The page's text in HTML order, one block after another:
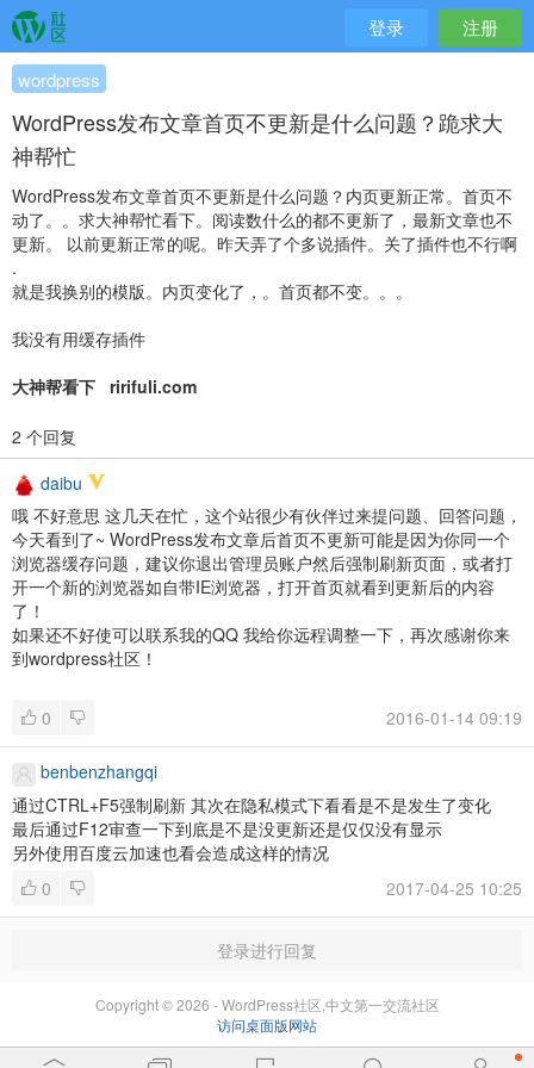
登录 注册
wordpress
WordPress发布文章首页不更新是什么问题？跪求大
神帮忙
WordPress发布文章首页不更新是什么问题？内页更新正常。首页不
动了。。求大神帮忙看下。阅读数什么的都不更新了，最新文章也不
更新。 以前更新正常的呢。昨天弄了个多说插件。关了插件也不行啊
.
就是我换别的模版。内页变化了，。首页都不变。。。
我没有用缓存插件
大神帮看下 ririfuli.com
2 个回复
daibu
哦 不好意思 这几天在忙，这个站很少有伙伴过来提问题、回答问题，
今天看到了~ WordPress发布文章后首页不更新可能是因为你同一个
浏览器缓存问题，建议你退出管理员账户然后强制刷新页面，或者打
开一个新的浏览器如自带IE浏览器，打开首页就看到更新后的内容
了！
如果还不好使可以联系我的QQ 我给你远程调整一下，再次感谢你来
到wordpress社区！
0 2016-01-14 09:19
benbenzhangqi
通过CTRL+F5强制刷新 其次在隐私模式下看看是不是发生了变化
最后通过F12审查一下到底是不是没更新还是仅仅没有显示
另外使用百度云加速也看会造成这样的情况
0
2017-04-25 10:25
登录进行回复
Copyright © 2026 - WordPress社区,中文第一交流社区
访问桌面版网站